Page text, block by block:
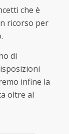
che è
ricorso per
di
infine la
oltre al